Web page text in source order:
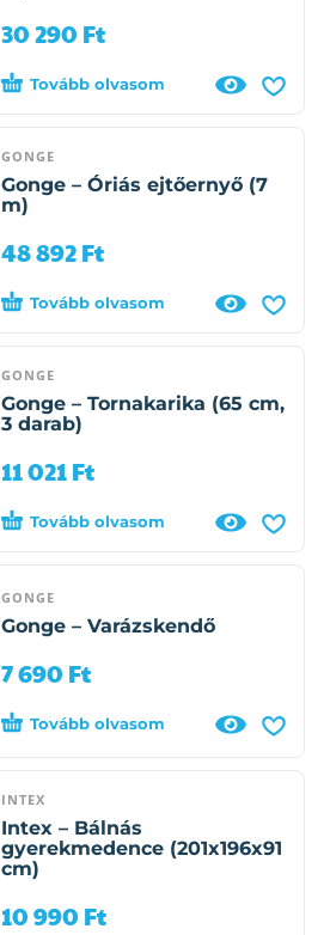
30 290 Ft
Tovább olvasom
GONGE
Gonge – Óriás ejtőernyő (7
m)
48 892Ft
Tovább olvasom
GONGE
Gonge – Tornakarika (65 cm,
3 darab)
11 021Ft
Tovább olvasom
GONGE
Gonge – Varázskendő
7 690 Ft
Tovább olvasom
INTEX
Intex – Bálnás
gyerekmedence (201x196x91
cm)
10 990 Ft